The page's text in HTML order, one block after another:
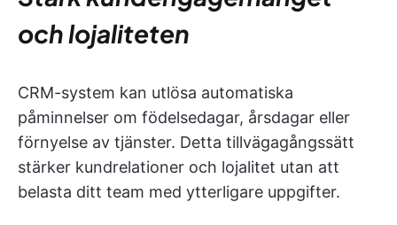
och lojaliteten
CRM-system kan utlösa automatiska
påminnelser om födelsedagar, årsdagar eller
förnyelse av tjänster. Detta tillvägagångssätt
stärker kundrelationer och lojalitet utan att
belasta ditt team med ytterligare uppgifter.